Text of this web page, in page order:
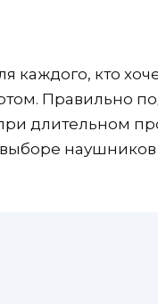
кто
Правильно
длительном
наушников